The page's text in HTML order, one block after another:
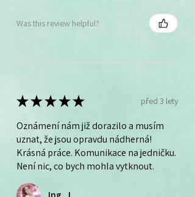
Was this review helpful?
★★★★★ před 3 lety
Oznámení nám již dorazilo a musím
uznat, že jsou opravdu nádherná!
Krásná práce. Komunikace na jedničku.
Není nic, co bych mohla vytknout.